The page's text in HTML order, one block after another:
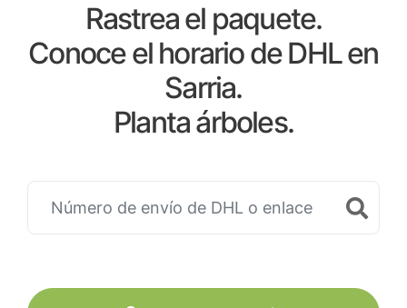
Rastrea el paquete.
Conoce el horario de DHL en
Sarria.
Planta árboles.